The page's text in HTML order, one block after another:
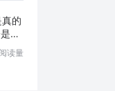
的
几
读量